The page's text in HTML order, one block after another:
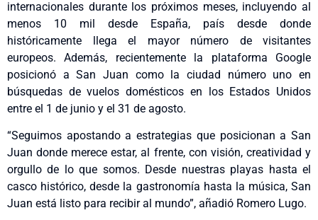
internacionales durante los próximos meses, incluyendo al
menos 10 mil desde España, país desde donde
históricamente llega el mayor número de visitantes
europeos. Además, recientemente la plataforma Google
posicionó a San Juan como la ciudad número uno en
búsquedas de vuelos domésticos en los Estados Unidos
entre el 1 de junio y el 31 de agosto.
“Seguimos apostando a estrategias que posicionan a San
Juan donde merece estar, al frente, con visión, creatividad y
orgullo de lo que somos. Desde nuestras playas hasta el
casco histórico, desde la gastronomía hasta la música, San
Juan está listo para recibir al mundo”, añadió Romero Lugo.